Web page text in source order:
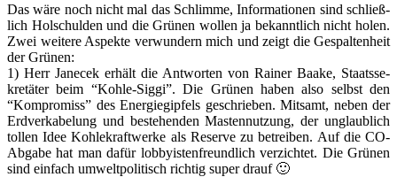
Das wäre noch nicht mal das Schlim­me, Infor­ma­tio­nen sind schließ­
lich Hol­schul­den und die Grü­nen wol­len ja bekannt­lich nicht holen.
Zwei wei­te­re Aspek­te ver­wun­dern mich und zeigt die Gespal­ten­heit
der Grü­nen:
1) Herr Jan­ecek erhält die Ant­wor­ten von Rai­ner Baa­ke, Staats­se­
kre­tä­ter beim “Koh­le-Sig­gi”. Die Grü­nen haben also selbst den
“Kom­pro­miss” des Ener­gie­gip­fels geschrie­ben. Mit­samt, neben der
Erd­ver­ka­be­lung und bestehen­den Mas­ten­nut­zung, der unglaub­lich
tol­len Idee Koh­le­kraft­wer­ke als Reser­ve zu betrei­ben. Auf die CO-
Abga­be hat man dafür lob­by­is­ten­freund­lich ver­zich­tet. Die Grü­nen
sind ein­fach umwelt­po­li­tisch rich­tig super drauf 🙂